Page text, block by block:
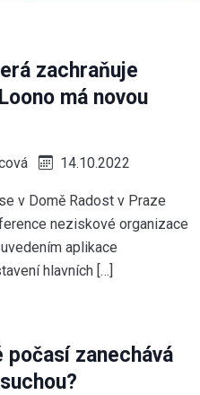
zachraňuje
má novou
14.10.2022
v Domě Radost v Praze
neziskové organizace
aplikace
hlavních […]
počasí zanechává